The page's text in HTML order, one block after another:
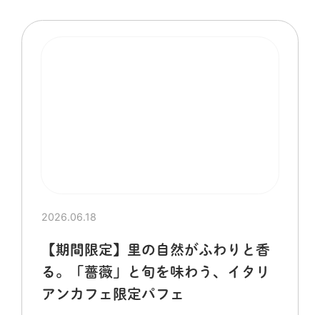
2026.06.18
【期間限定】里の自然がふわりと香
る。「薔薇」と旬を味わう、イタリ
アンカフェ限定パフェ